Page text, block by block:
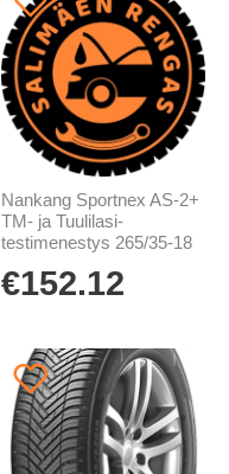
Nankang Sportnex AS-2+
TM- ja Tuulilasi-
testimenestys 265/35-18
€152.12